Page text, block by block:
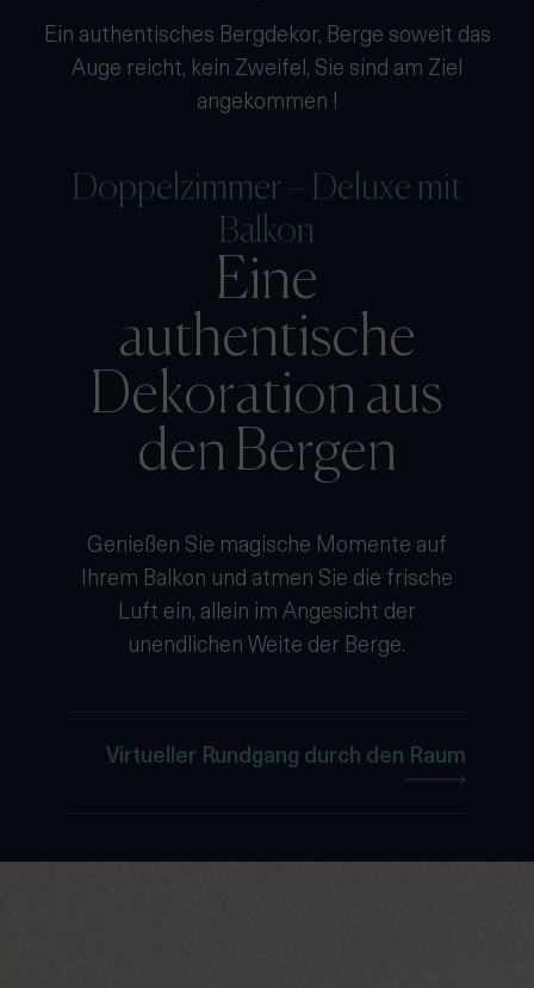
Auge reicht, kein Zweifel, Sie sind am Ziel
angekommen !
Balkon
Eine
authentische
Dekoration aus
den Bergen
Ihrem Balkon und atmen Sie die frische
Luft ein, allein im Angesicht der
unendlichen Weite der Berge.